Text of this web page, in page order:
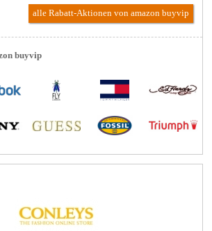
alle Rabatt-Aktionenvon amazon buyvip
buyvip